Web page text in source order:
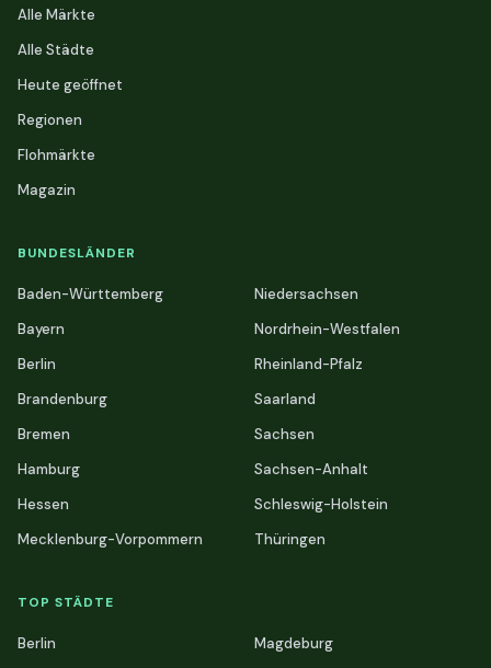
Alle Märkte
Alle Städte
Heute geöffnet
Regionen
Flohmärkte
Magazin
BUNDESLÄNDER
Baden-Württemberg
Bayern
Berlin
Brandenburg
Bremen
Hamburg
Hessen
Mecklenburg-Vorpommern
Niedersachsen
Nordrhein-Westfalen
Rheinland-Pfalz
Saarland
Sachsen
Sachsen-Anhalt
Schleswig-Holstein
Thüringen
TOP STÄDTE
Berlin
Magdeburg